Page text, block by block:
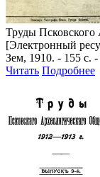
Труды Псковского
[Электронный
Зем, 1910. - 155 с.
Читать Подробнее